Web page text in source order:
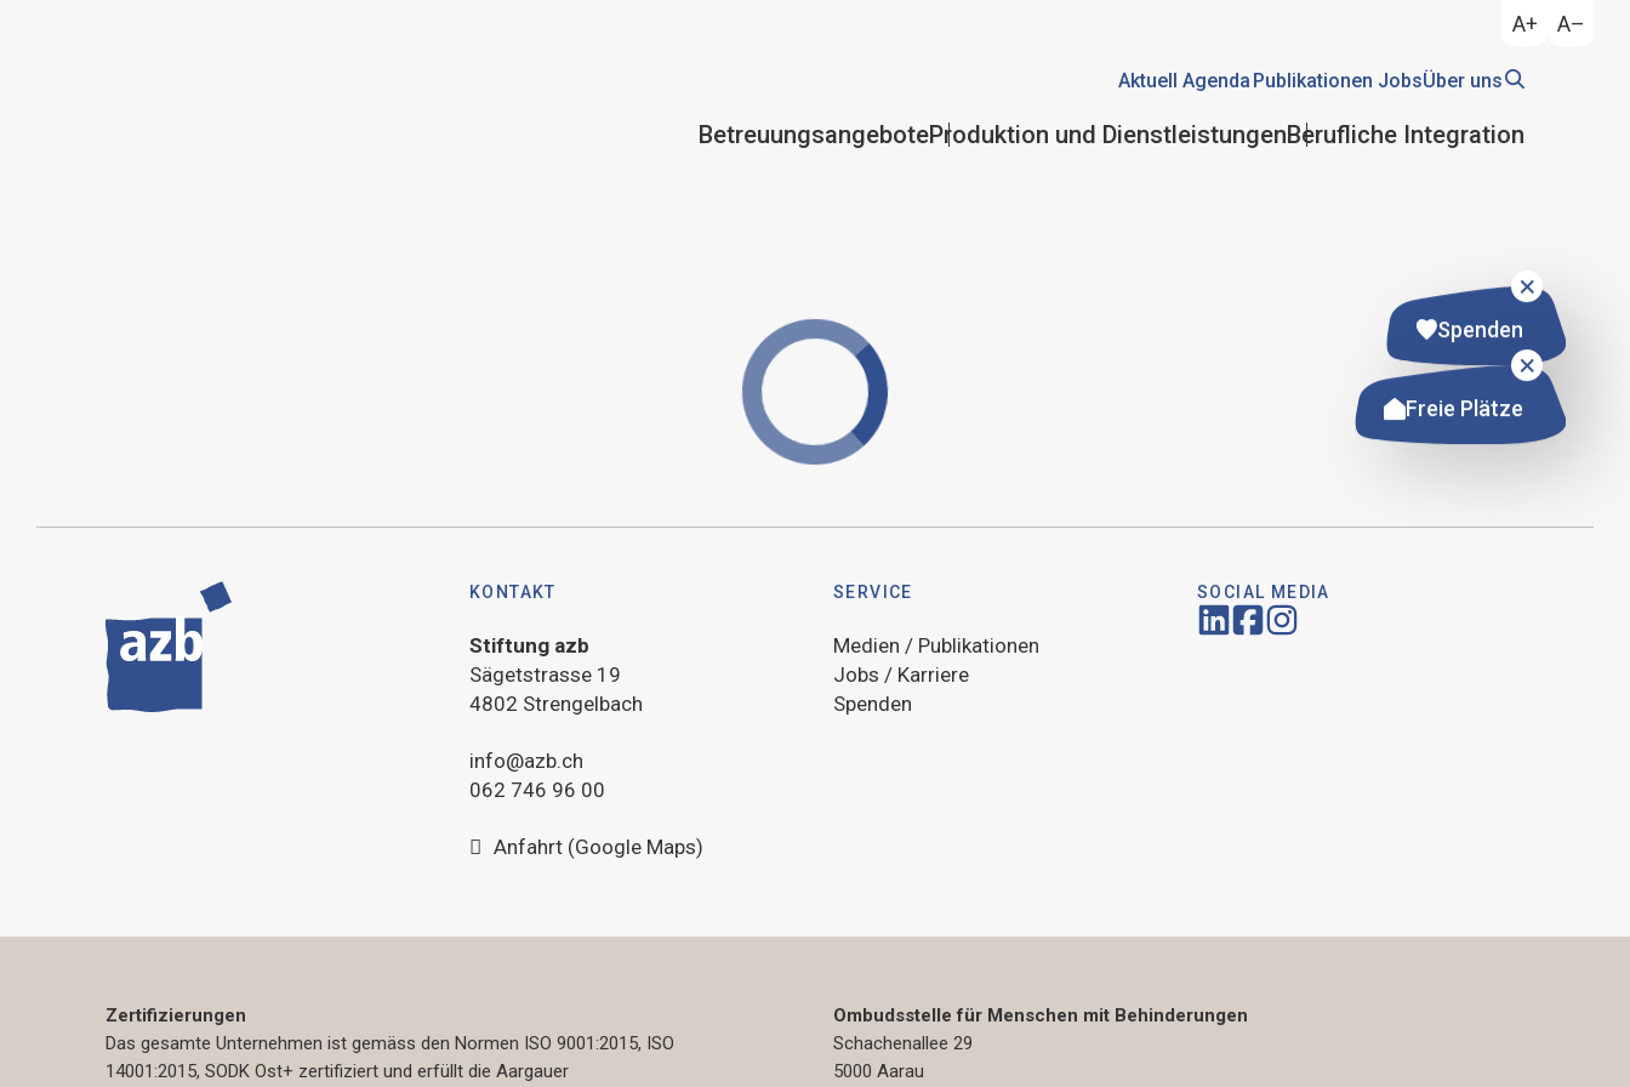
A+ A–
Aktuell Agenda Publikationen JobsÜber uns
BetreuungsangeboteProduktion und DienstleistungenBerufliche Integration
Spenden
Freie Plätze
KONTAKT
Stiftung azb
Sägetstrasse 19
4802 Strengelbach
info@azb.ch
062 746 96 00
Anfahrt (Google Maps)
SERVICE
Medien / Publikationen
Jobs / Karriere
Spenden
SOCIAL MEDIA
Zertifizierungen
Das gesamte Unternehmen ist gemäss den Normen ISO 9001:2015, ISO
14001:2015, SODK Ost+ zertifiziert und erfüllt die Aargauer
Ombudsstelle für Menschen mit Behinderungen
Schachenallee 29
5000 Aarau